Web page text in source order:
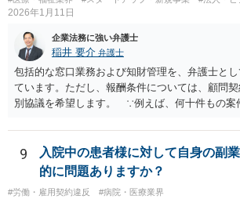
2026年1月11日
企業法務に強い弁護士
稲井 要介 弁護士
包括的な窓口業務および知財管理を、弁護士と
ています。ただし、報酬条件については、顧問
別協議を希望します。 ∵例えば、何十件もの案
着手金33万円（税込）では割に合わないことに
9
入院中の患者様に対して自身の副
的に問題ありますか？
#労働・雇用契約違反 #病院・医療業界